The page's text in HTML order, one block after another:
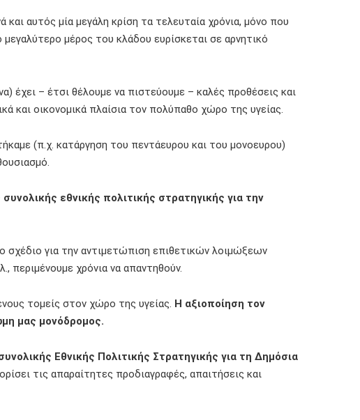
αυτός μία μεγάλη κρίση τα τελευταία χρόνια, μόνο που
μέρος του κλάδου ευρίσκεται σε αρνητικό
έχει – έτσι θέλουμε να πιστεύουμε – καλές προθέσεις και
και οικονομικά πλαίσια τον πολύπαθο χώρο της υγείας.
(π.χ. κατάργηση του πεντάευρου και του μονοευρου)
εθνικής πολιτικής στρατηγικής για την
σχέδιο για την αντιμετώπιση επιθετικών λοιμώξεων
περιμένουμε χρόνια να απαντηθούν.
τομείς στον χώρο της υγείας. Η αξιοποίηση τον
μας μονόδρομος.
Εθνικής Πολιτικής Στρατηγικής για τη Δημόσια
τις απαραίτητες προδιαγραφές, απαιτήσεις και